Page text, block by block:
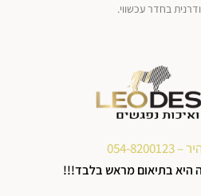
בחדר עכשווי.
8200123
היא בתיאום מראש בלבד!!!